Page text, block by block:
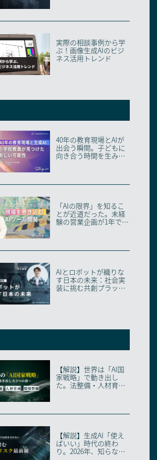
実際の相談事例から学
ぶ！画像生成AIのビジ
ネス活用トレンド
40年の教育現場とAIが
出会う瞬間。子どもに
向き合う時間を生み出
「AIの限界」を知るこ
とが近道だった。未経
験の営業企画が1年で複
AIとロボットが織りな
す日本の未来：社会実
装に挑む共創プラット
【解説】世界は「AI国
家戦略」で動き出し
た。法整備・人材育
【解説】生成AI「使え
ばいい」時代の終わ
り。2026年、知らない